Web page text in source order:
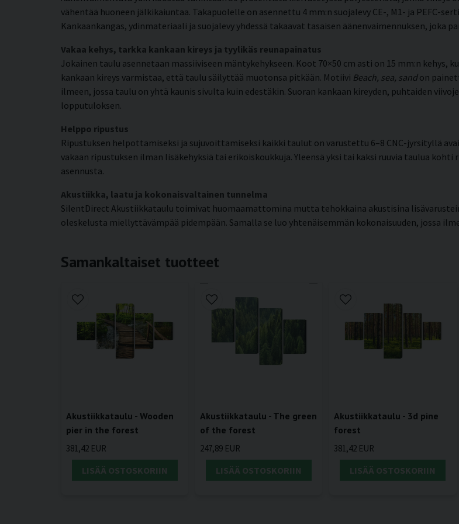
vähentää huoneen jälkikaiuntaa. Takapuolelle on asennettu 4 mm:n suojalevy CE-, M1- ja PEFC-
Kankaankangas, ydinmateriaali ja suojalevy yhdessä takaavat tasaisen äänenvaimennuksen,
Vakaa kehys, tarkka kankaan kireys ja tyylikäs reunapainatus
Jokainen taulu asennetaan massiiviseen mäntykehykseen. Koot 70×50 cm asti on 15 mm:n kehys,
kankaan kireys varmistaa, että taulu säilyttää muotonsa pitkään. Motiivi Beach, sea, sandon
ilmeen, jossa taulu on yhtä kaunis sivulta kuin edestäkin. Suoran kankaan kireyden, puhtaiden
lopputuloksen.
Helppo ripustus
Ripustuksen helpottamiseksi ja sujuvoittamiseksi kaikki taulut on varustettu 6–8 CNC-jyrsityllä
vakaan ripustuksen ilman lisäkehyksiä tai erikoiskoukkuja. Yleensä yksi tai kaksi ruuvia taulua
asennusta.
Akustiikka, laatu ja kokonaisvaltainen tunnelma
SilentDirect Akustiikkataulu toimivat huomaamattomina mutta tehokkaina akustisina
oleskelusta miellyttävämpää pidempään. Samalla se luo yhtenäisemmän kokonaisuuden, jossa
Samankaltaiset tuotteet
Akustiikkataulu - Wooden
pier in the forest
381,42 EUR
LISÄÄ OSTOSKORIIN
Akustiikkataulu - The green
of the forest
247,89 EUR
LISÄÄ OSTOSKORIIN
Akustiikkataulu - 3d pine
forest
381,42 EUR
LISÄÄ OSTOSKORIIN